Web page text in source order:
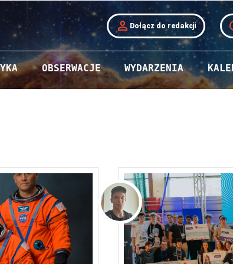
person Dołącz do redakcji
OBSERWACJE WYDARZENIA